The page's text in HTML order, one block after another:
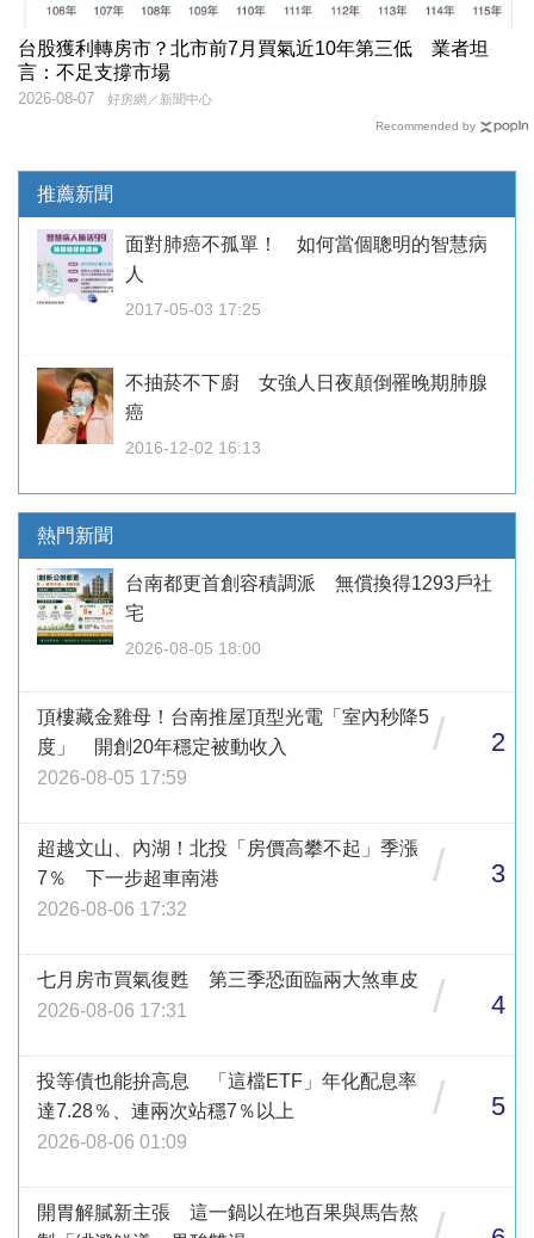
台股獲利轉房市？北市前7月買氣近10年第三低 業者坦
言：不足支撐市場
好房網／新聞中心
2026-08-07
Recommended by
推薦新聞
面對肺癌不孤單！ 如何當個聰明的智慧病
人
2017-05-03 17:25
不抽菸不下廚 女強人日夜顛倒罹晚期肺腺
癌
2016-12-02 16:13
熱門新聞
台南都更首創容積調派 無償換得1293戶社
宅
2026-08-05 18:00
頂樓藏金雞母！台南推屋頂型光電「室內秒降5
度」 開創20年穩定被動收入
2026-08-05 17:59
/ 2
超越文山、內湖！北投「房價高攀不起」季漲
7％ 下一步超車南港
2026-08-06 17:32
/ 3
七月房市買氣復甦 第三季恐面臨兩大煞車皮
2026-08-06 17:31
/ 4
投等債也能拚高息 「這檔ETF」年化配息率
達7.28％、連兩次站穩7％以上
2026-08-06 01:09
/ 5
開胃解膩新主張 這一鍋以在地百果與馬告熬